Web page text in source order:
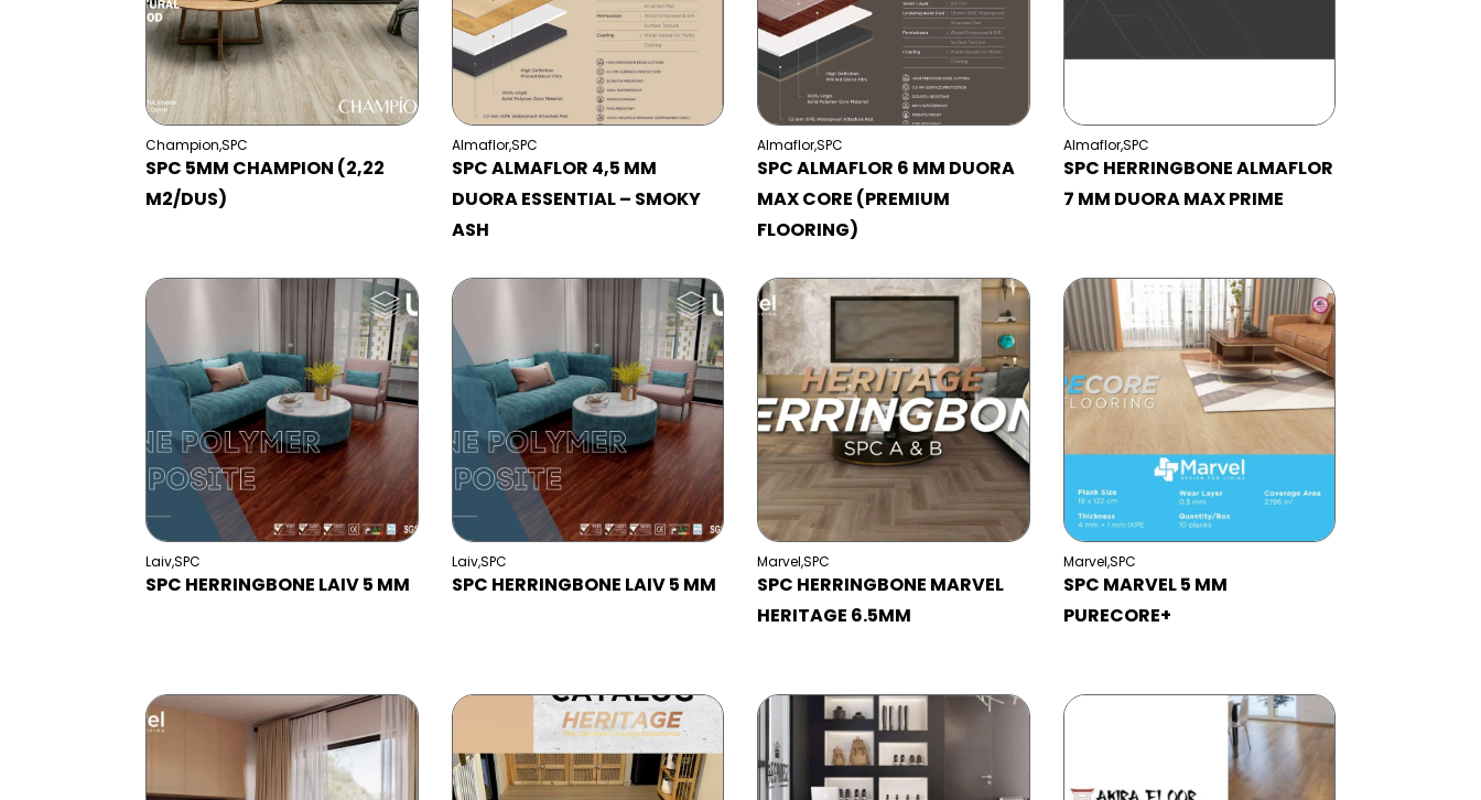
Champion,SPC
SPC 5MM CHAMPION (2,22
M2/DUS)
Almaflor,SPC
SPC ALMAFLOR 4,5 MM
DUORA ESSENTIAL – SMOKY
ASH
Almaflor,SPC
SPC ALMAFLOR 6 MM DUORA
MAX CORE (PREMIUM
FLOORING)
Almaflor,SPC
SPC HERRINGBONE ALMAFLOR
7 MM DUORA MAX PRIME
Laiv,SPC
SPC HERRINGBONE LAIV 5 MM
Laiv,SPC
SPC HERRINGBONE LAIV 5 MM
Marvel,SPC
SPC HERRINGBONE MARVEL
HERITAGE 6.5MM
Marvel,SPC
SPC MARVEL 5 MM
PURECORE+